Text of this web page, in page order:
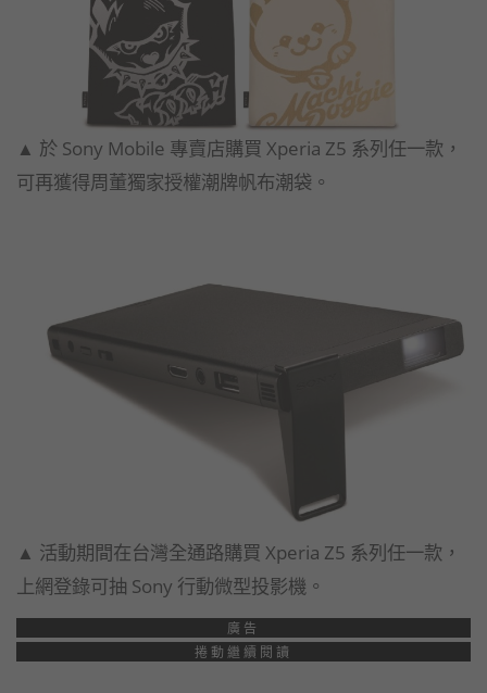
▲ 於 Sony Mobile 專賣店購買 Xperia Z5 系列任一款，
可再獲得周董獨家授權潮牌帆布潮袋。
▲ 活動期間在台灣全通路購買 Xperia Z5 系列任一款，
上網登錄可抽 Sony 行動微型投影機。
廣告
捲動繼續閱讀